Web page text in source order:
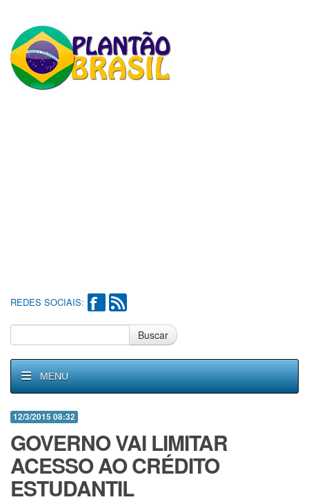
REDES SOCIAIS:
Buscar
MENU
12/3/2015 08:32
GOVERNO VAI LIMITAR
ACESSO AO CRÉDITO
ESTUDANTIL